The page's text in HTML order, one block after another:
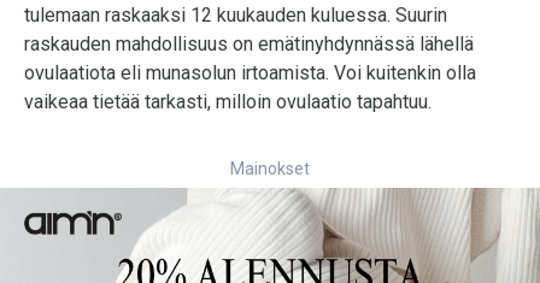
tulemaan raskaaksi 12 kuukauden kuluessa. Suurin
raskauden mahdollisuus on emätinyhdynnässä lähellä
ovulaatiota eli munasolun irtoamista. Voi kuitenkin olla
vaikeaa tietää tarkasti, milloin ovulaatio tapahtuu.
Mainokset